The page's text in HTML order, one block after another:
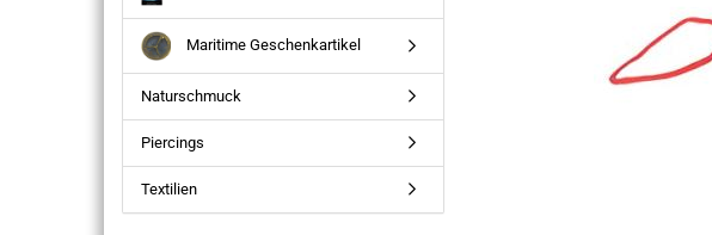
Maritime Geschenkartikel
Naturschmuck
Piercings
Textilien